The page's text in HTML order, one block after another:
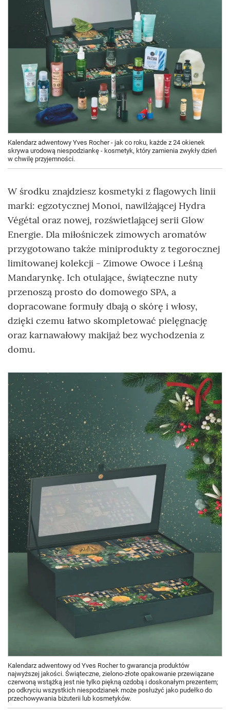
Kalendarz adwentowy Yves Rocher - jak co roku, każde z 24 okienek
skrywa urodową niespodziankę - kosmetyk, który zamienia zwykły dzień
w chwilę przyjemności.
W środku znajdziesz kosmetyki z flagowych linii
marki: egzotycznej Monoi, nawilżającej Hydra
Végétal oraz nowej, rozświetlającej serii Glow
Energie. Dla miłośniczek zimowych aromatów
przygotowano także miniprodukty z tegorocznej
limitowanej kolekcji - Zimowe Owoce i Leśną
Mandarynkę. Ich otulające, świąteczne nuty
przenoszą prosto do domowego SPA, a
dopracowane formuły dbają o skórę i włosy,
dzięki czemu łatwo skompletować pielęgnację
oraz karnawałowy makijaż bez wychodzenia z
domu.
Kalendarz adwentowy od Yves Rocher to gwarancja produktów
najwyższej jakości. Świąteczne, zielono-złote opakowanie przewiązane
czerwoną wstążką jest nie tylko piękną ozdobą i doskonałym prezentem;
po odkryciu wszystkich niespodzianek może posłużyć jako pudełko do
przechowywania biżuterii lub kosmetyków.